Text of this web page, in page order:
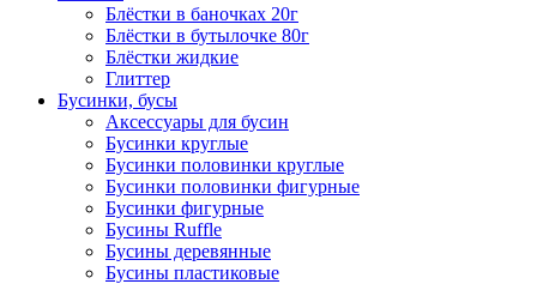
Блёстки в баночках 20г
Блёстки в бутылочке 80г
Блёстки жидкие
Глиттер
Бусинки, бусы
Аксессуары для бусин
Бусинки круглые
Бусинки половинки круглые
Бусинки половинки фигурные
Бусинки фигурные
Бусины Ruffle
Бусины деревянные
Бусины пластиковые